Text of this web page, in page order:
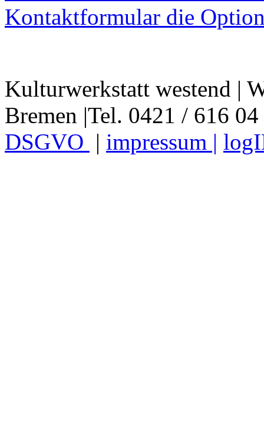
Kontaktformular die
Kulturwerkstatt westend |
Bremen |Tel. 0421 / 616
DSGVO | impressum |